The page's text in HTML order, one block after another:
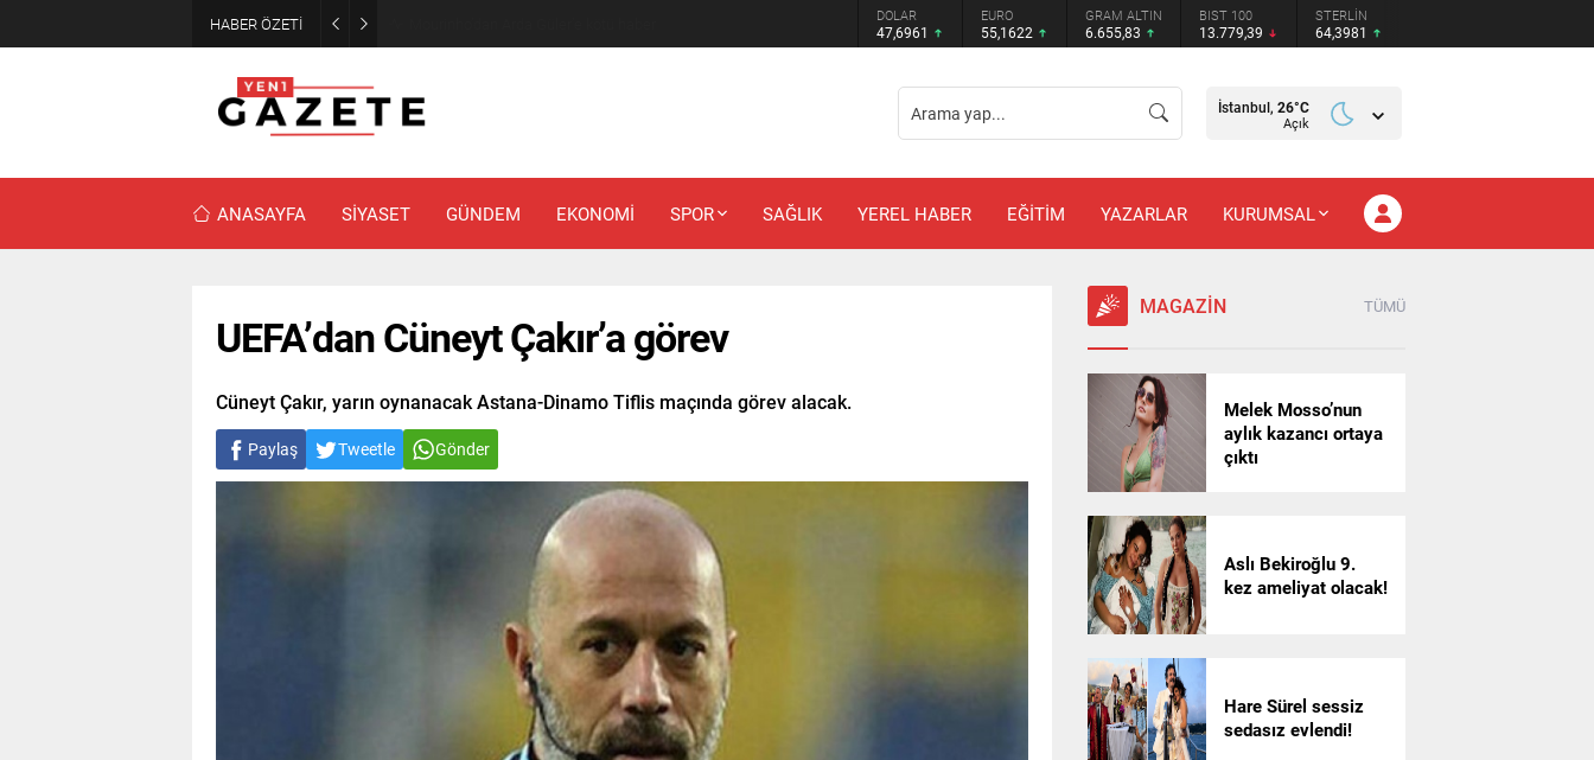
HABER ÖZETİ DOLAR
47,6961
EURO
55,1622
GRAM ALTIN
6.655,83
BIST 100
13.779,39
STERLİN
64,3981
İstanbul, 26°C
Açık
ANASAYFA SİYASET GÜNDEM EKONOMİ SPOR SAĞLIK YEREL HABER EĞİTİM YAZARLAR KURUMSAL
UEFA’dan Cüneyt Çakır’a görev
Cüneyt Çakır, yarın oynanacak Astana-Dinamo Tiflis maçında görev alacak.
Paylaş Tweetle Gönder
MAGAZİN TÜMÜ
Melek Mosso’nun
aylık kazancı ortaya
çıktı
Aslı Bekiroğlu 9.
kez ameliyat olacak!
Hare Sürel sessiz
sedasız evlendi!